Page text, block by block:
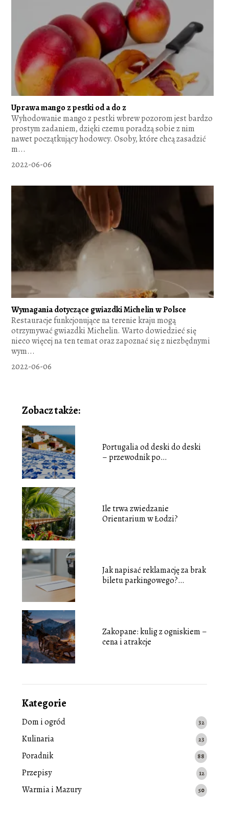
Uprawa mango z pestki od a do z
Wyhodowanie mango z pestki wbrew pozorom jest bardzo
prostym zadaniem, dzięki czemu poradzą sobie z nim
nawet początkujący hodowcy. Osoby, które chcą zasadzić
m...
2022-06-06
Wymagania dotyczące gwiazdki Michelin w Polsce
Restauracje funkcjonujące na terenie kraju mogą
otrzymywać gwiazdki Michelin. Warto dowiedzieć się
nieco więcej na ten temat oraz zapoznać się z niezbędnymi
wym...
2022-06-06
Zobacz także:
Portugalia od deski do deski
– przewodnik po
Ile trwa zwiedzanie
Orientarium w Łodzi?
Jak napisać reklamację za brak
biletu parkingowego?
Zakopane: kulig z ogniskiem –
cena i atrakcje
Kategorie
Dom i ogród 32
Kulinaria 23
Poradnik 88
Przepisy 12
Warmia i Mazury 50